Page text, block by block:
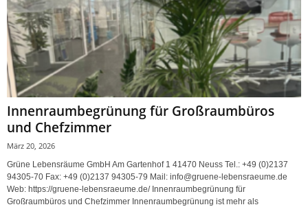
Innenraumbegrünung für Großraumbüros
und Chefzimmer
März 20, 2026
Grüne Lebensräume GmbH Am Gartenhof 1 41470 Neuss Tel.: +49 (0)2137
94305-70 Fax: +49 (0)2137 94305-79 Mail: info@gruene-lebensraeume.de
Web: https://gruene-lebensraeume.de/ Innenraumbegrünung für
Großraumbüros und Chefzimmer Innenraumbegrünung ist mehr als